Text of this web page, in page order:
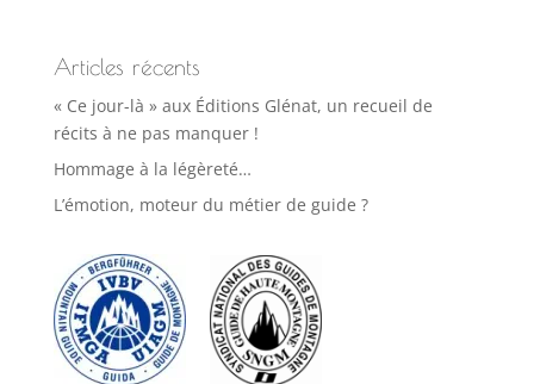
Articles récents
« Ce jour-là » aux Éditions Glénat, un recueil de
récits à ne pas manquer !
Hommage à la légèreté…
L’émotion, moteur du métier de guide ?